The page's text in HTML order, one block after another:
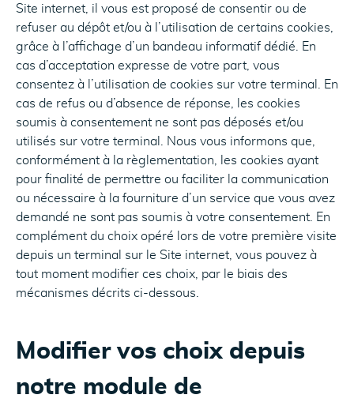
Site internet, il vous est proposé de consentir ou de
refuser au dépôt et/ou à l’utilisation de certains cookies,
grâce à l’affichage d’un bandeau informatif dédié. En
cas d’acceptation expresse de votre part, vous
consentez à l’utilisation de cookies sur votre terminal. En
cas de refus ou d’absence de réponse, les cookies
soumis à consentement ne sont pas déposés et/ou
utilisés sur votre terminal. Nous vous informons que,
conformément à la règlementation, les cookies ayant
pour finalité de permettre ou faciliter la communication
ou nécessaire à la fourniture d’un service que vous avez
demandé ne sont pas soumis à votre consentement. En
complément du choix opéré lors de votre première visite
depuis un terminal sur le Site internet, vous pouvez à
tout moment modifier ces choix, par le biais des
mécanismes décrits ci-dessous.
Modifier vos choix depuis
notre module de